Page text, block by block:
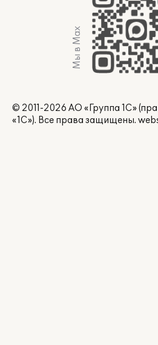
Мы в Max
© 2011-2026 АО «Группа 1С»
«1С»). Все права защищены.